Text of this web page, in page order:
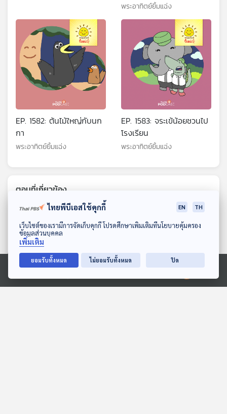
ดาวน์โหลด Thai PBS Podcast Application
Ⓒ 2020 องค์การกระจายเสียงและแพร่ภาพสาธารณะแห่งประเทศไทย
พระอาทิตย์ยิ้มแฉ่ง
EP. 1582: ต้นไม้ใหญ่กับนก
กา
พระอาทิตย์ยิ้มแฉ่ง
EP. 1583: จระเข้น้อยชวนไป
โรงเรียน
พระอาทิตย์ยิ้มแฉ่ง
ตอนที่เกี่ยวข้อง
ไทยพีบีเอสใช้คุกกี้ EN TH
เว็บไซต์ของเรามีการจัดเก็บคุกกี้ โปรดศึกษาเพิ่มเติมที่นโยบายคุ้มครอง
ข้อมูลส่วนบุคคล
เพิ่มเติม
ยอมรับทั้งหมด ไม่ยอมรับทั้งหมด ปิด